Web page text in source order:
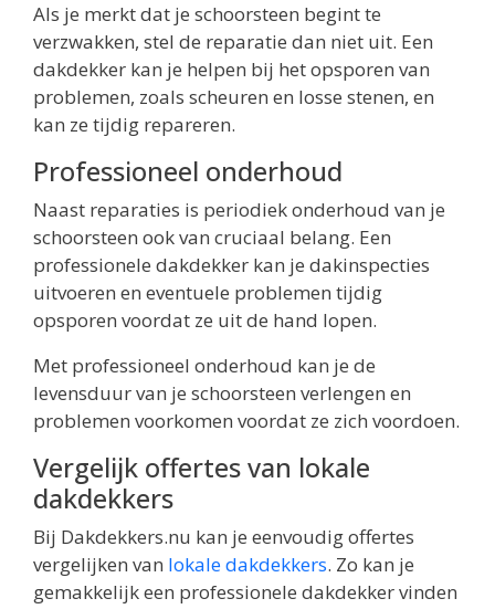
Als je merkt dat je schoorsteen begint te
verzwakken, stel de reparatie dan niet uit. Een
dakdekker kan je helpen bij het opsporen van
problemen, zoals scheuren en losse stenen, en
kan ze tijdig repareren.
Professioneel onderhoud
Naast reparaties is periodiek onderhoud van je
schoorsteen ook van cruciaal belang. Een
professionele dakdekker kan je dakinspecties
uitvoeren en eventuele problemen tijdig
opsporen voordat ze uit de hand lopen.
Met professioneel onderhoud kan je de
levensduur van je schoorsteen verlengen en
problemen voorkomen voordat ze zich voordoen.
Vergelijk offertes van lokale
dakdekkers
Bij Dakdekkers.nu kan je eenvoudig offertes
vergelijken van lokale dakdekkers. Zo kan je
gemakkelijk een professionele dakdekker vinden